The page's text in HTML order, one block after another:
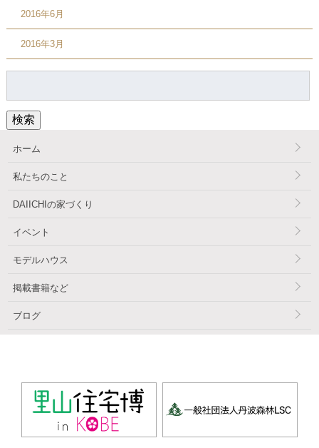
2016年6月
2016年3月
検索
ホーム
私たちのこと
DAIICHIの家づくり
イベント
モデルハウス
掲載書籍など
ブログ